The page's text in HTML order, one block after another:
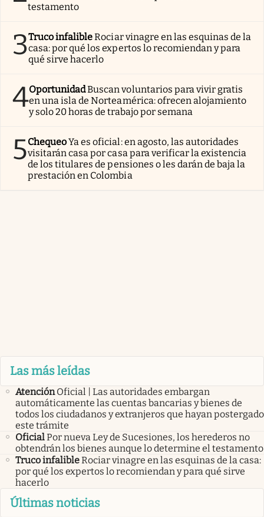
testamento
3Truco infalibleRociar vinagre en las esquinas de la
casa: por qué los expertos lo recomiendan y para
qué sirve hacerlo
4OportunidadBuscan voluntarios para vivir gratis
en una isla de Norteamérica: ofrecen alojamiento
y solo 20 horas de trabajo por semana
5ChequeoYa es oficial: en agosto, las autoridades
visitarán casa por casa para verificar la existencia
de los titulares de pensiones o les darán de baja la
prestación en Colombia
Las más leídas
Atención Oficial | Las autoridades embargan
automáticamente las cuentas bancarias y bienes de
todos los ciudadanos y extranjeros que hayan postergado
este trámite
OficialPor nueva Ley de Sucesiones, los herederos no
obtendrán los bienes aunque lo determine el testamento
Truco infalibleRociar vinagre en las esquinas de la casa:
por qué los expertos lo recomiendan y para qué sirve
hacerlo
Últimas noticias